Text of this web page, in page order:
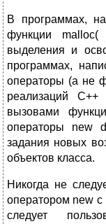
В программах,
функции
выделения и
программах,
операторы (а не
реализаций
вызовами
операторы new
задания новых
объектов класса.
Никогда не
оператором new
следует